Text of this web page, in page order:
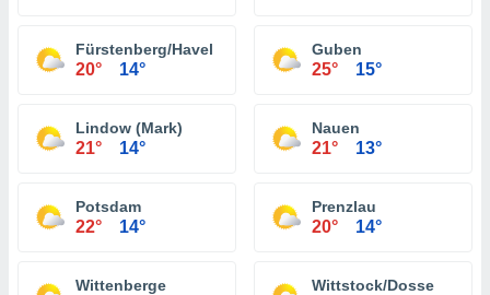
Fürstenberg/Havel
20° 14°
Guben
25° 15°
Lindow (Mark)
21° 14°
Nauen
21° 13°
Potsdam
22° 14°
Prenzlau
20° 14°
Wittenberge Wittstock/Dosse